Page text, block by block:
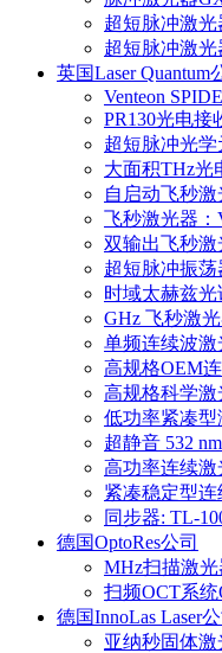
超短脉冲激光
超短脉冲激光
英国Laser Quantum
Venteon
PR130光电接
超短脉冲光学
大面积THz光
自启动飞秒激
飞秒激光器：
双输出飞秒激
超短脉冲振荡
时域太赫兹光
GHz 飞秒激光
单频连续波激
高规格OEM
高规格科学激
低功率紧凑型
超静音 532
高功率连续激
紧凑稳定型连
同步器: TL-
德国OptoRes公司
MHz扫描激光
扫频OCT系
德国InnoLas Laser公
亚纳秒固体激